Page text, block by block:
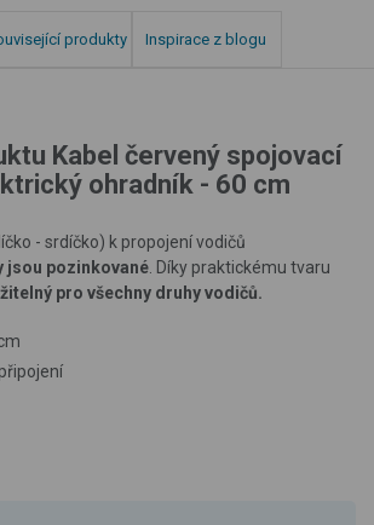
produkty Inspirace z blogu
Kabel červený spojovací
ohradník - 60 cm
- srdíčko) k propojení vodičů
jsou pozinkované . Díky praktickému tvaru
pro všechny druhy vodičů.